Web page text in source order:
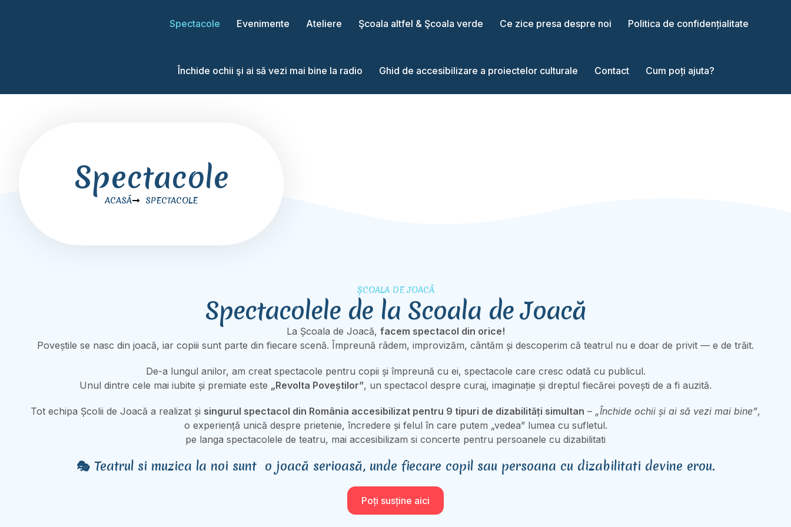
Spectacole Evenimente Ateliere Şcoala altfel & Şcoala verde Ce zice presa despre noi Politica de confidențialitate
Închide ochii şi ai să vezi mai bine la radio Ghid de accesibilizare a proiectelor culturale Contact Cum poți ajuta?
Spectacole
ACASĂ SPECTACOLE
ȘCOALA DE JOACĂ
Spectacolele de la Scoala de Joacă
La Școala de Joacă, facem spectacol din orice!
Poveștile se nasc din joacă, iar copiii sunt parte din fiecare scenă. Împreună râdem, improvizăm, cântăm și descoperim că teatrul nu e doar de privit — e de trăit.
De-a lungul anilor, am creat spectacole pentru copii și împreună cu ei, spectacole care cresc odată cu publicul.
Unul dintre cele mai iubite și premiate este „Revolta Poveștilor”, un spectacol despre curaj, imaginație și dreptul fiecărei povești de a fi auzită.
Tot echipa Școlii de Joacă a realizat și singurul spectacol din România accesibilizat pentru 9 tipuri de dizabilități simultan – „Închide ochii și ai să vezi mai bine”,
o experiență unică despre prietenie, încredere și felul în care putem „vedea” lumea cu sufletul.
pe langa spectacolele de teatru, mai accesibilizam si concerte pentru persoanele cu dizabilitati
🎭 Teatrul si muzica la noi sunt o joacă serioasă, unde fiecare copil sau persoana cu dizabilitati devine erou.
Poți susține aici